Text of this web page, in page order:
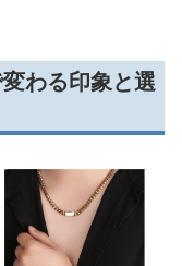
わる印象と選